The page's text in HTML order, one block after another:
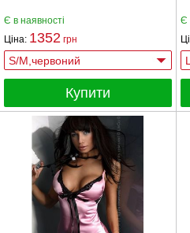
Є в наявності
Ціна: 1352 грн
Купити
Є